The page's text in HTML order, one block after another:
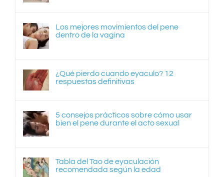
Los mejores movimientos del pene
dentro de la vagina
¿Qué pierdo cuando eyaculo? 12
respuestas definitivas
5 consejos prácticos sobre cómo usar
bien el pene durante el acto sexual
Tabla del Tao de eyaculación
recomendada según la edad